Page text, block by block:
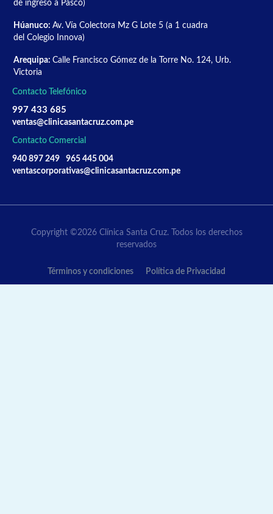
de ingreso a Pasco)
Húanuco: Av. Vía Colectora Mz G Lote 5 (a 1 cuadra
del Colegio Innova)
Arequipa: Calle Francisco Gómez de la Torre No. 124, Urb.
Victoria
Contacto Telefónico
997 433 685
ventas@clinicasantacruz.com.pe
Contacto Comercial
940 897 249
965 445 004
ventascorporativas@clinicasantacruz.com.pe
Copyright ©2026 Clínica Santa Cruz. Todos los derechos
reservados
Términos y condiciones Política de Privacidad